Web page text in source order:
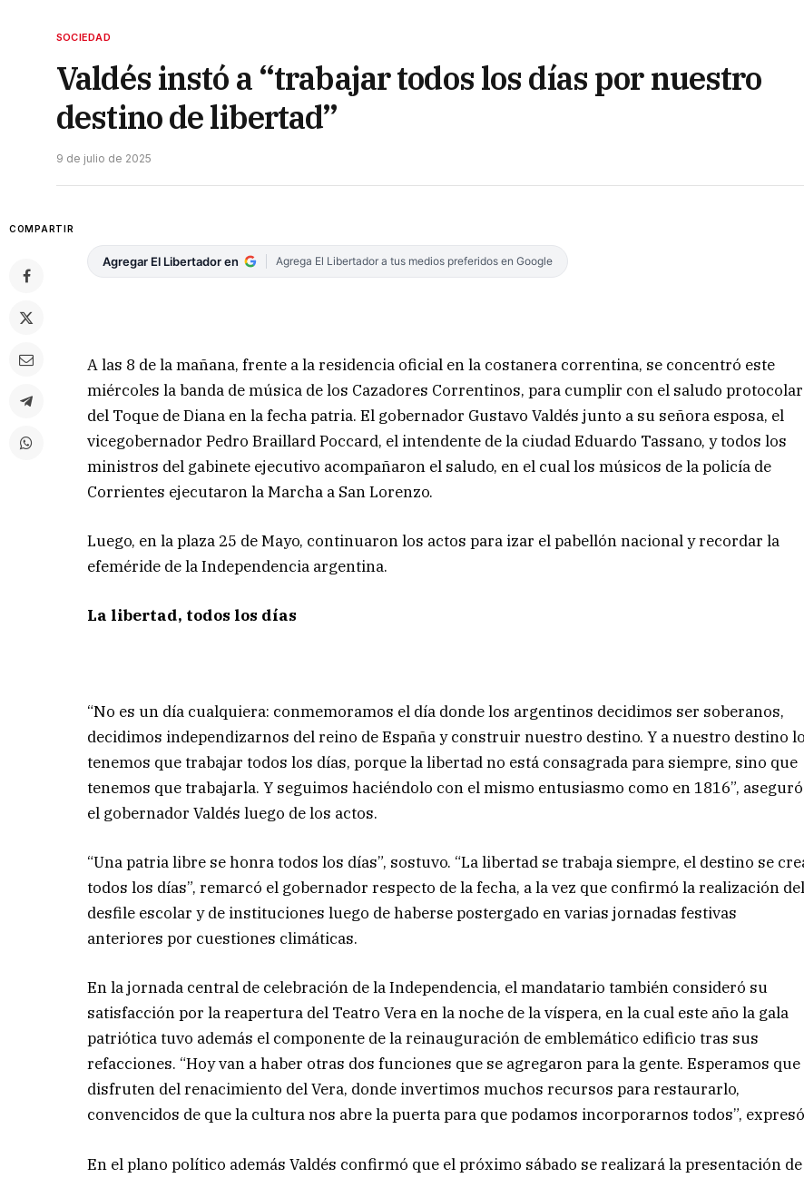
SOCIEDAD
Valdés instó a “trabajar todos los días por nuestro
destino de libertad”
9 de julio de 2025
COMPARTIR
Agregar El Libertador en Agrega El Libertador a tus medios preferidos en Google
A las 8 de la mañana, frente a la residencia oficial en la costanera correntina, se concentró este
miércoles la banda de música de los Cazadores Correntinos, para cumplir con el saludo protocolar
del Toque de Diana en la fecha patria. El gobernador Gustavo Valdés junto a su señora esposa, el
vicegobernador Pedro Braillard Poccard, el intendente de la ciudad Eduardo Tassano, y todos los
ministros del gabinete ejecutivo acompañaron el saludo, en el cual los músicos de la policía de
Corrientes ejecutaron la Marcha a San Lorenzo.
Luego, en la plaza 25 de Mayo, continuaron los actos para izar el pabellón nacional y recordar la
efeméride de la Independencia argentina.
La libertad, todos los días
“No es un día cualquiera: conmemoramos el día donde los argentinos decidimos ser soberanos,
decidimos independizarnos del reino de España y construir nuestro destino. Y a nuestro destino lo
tenemos que trabajar todos los días, porque la libertad no está consagrada para siempre, sino que
tenemos que trabajarla. Y seguimos haciéndolo con el mismo entusiasmo como en 1816”, aseguró
el gobernador Valdés luego de los actos.
“Una patria libre se honra todos los días”, sostuvo. “La libertad se trabaja siempre, el destino se
todos los días”, remarcó el gobernador respecto de la fecha, a la vez que confirmó la realización del
desfile escolar y de instituciones luego de haberse postergado en varias jornadas festivas
anteriores por cuestiones climáticas.
En la jornada central de celebración de la Independencia, el mandatario también consideró su
satisfacción por la reapertura del Teatro Vera en la noche de la víspera, en la cual este año la gala
patriótica tuvo además el componente de la reinauguración de emblemático edificio tras sus
refacciones. “Hoy van a haber otras dos funciones que se agregaron para la gente. Esperamos que
disfruten del renacimiento del Vera, donde invertimos muchos recursos para restaurarlo,
convencidos de que la cultura nos abre la puerta para que podamos incorporarnos todos”,
En el plano político además Valdés confirmó que el próximo sábado se realizará la presentación de